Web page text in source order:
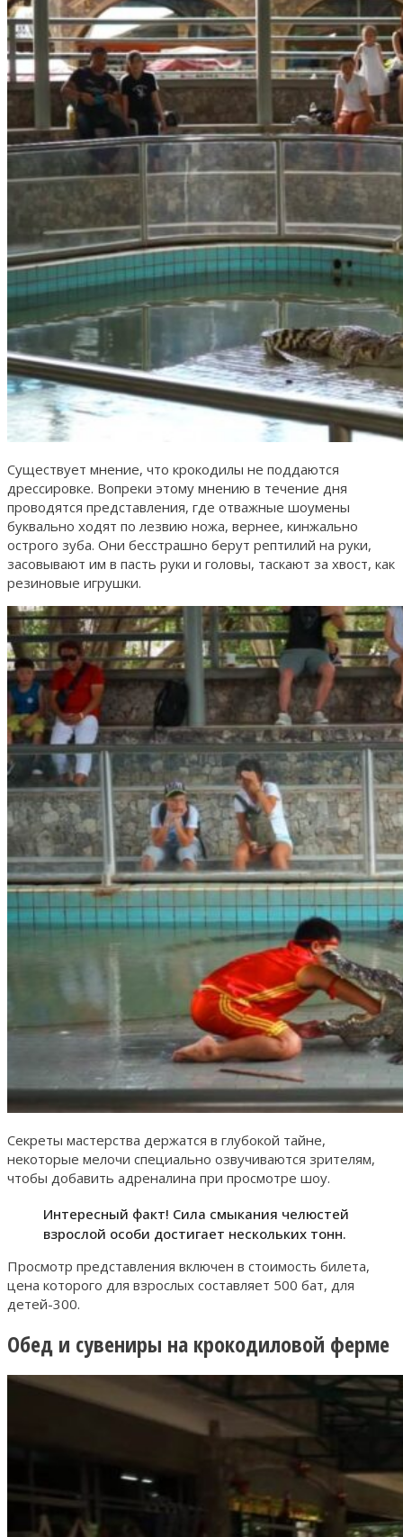
Существует мнение, что крокодилы не поддаются
дрессировке. Вопреки этому мнению в течение дня
проводятся представления, где отважные шоумены
буквально ходят по лезвию ножа, вернее, кинжально
острого зуба. Они бесстрашно берут рептилий на руки,
засовывают им в пасть руки и головы, таскают за хвост, как
резиновые игрушки.
Секреты мастерства держатся в глубокой тайне,
некоторые мелочи специально озвучиваются зрителям,
чтобы добавить адреналина при просмотре шоу.
Интересный факт! Сила смыкания челюстей
взрослой особи достигает нескольких тонн.
Просмотр представления включен в стоимость билета,
цена которого для взрослых составляет 500 бат, для
детей-300.
Обед и сувениры на крокодиловой ферме